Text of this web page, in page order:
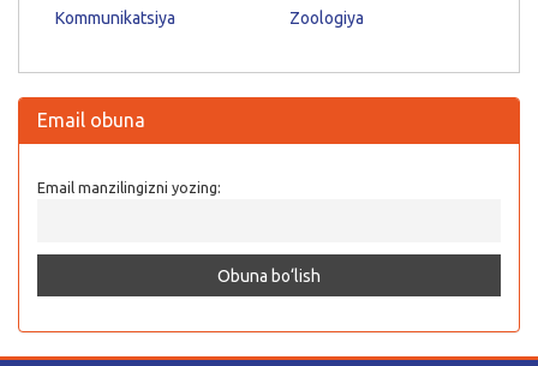
Kommunikatsiya
Zoologiya
Email obuna
Email manzilingizni yozing: